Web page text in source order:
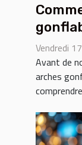
évolué
Vendredi
Avant de
arches